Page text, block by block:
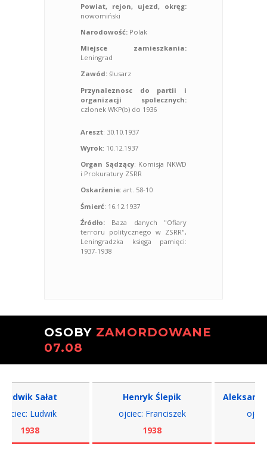
Powiat, rejon, ujezd, okręg:
nowomiński
Narodowość: Polak
Miejsce zamieszkania:
Leningrad
Zawód: ślusarz
Przynaleznosc do partii i
organizacji spolecznych:
członek WKP(b) do 1936
Areszt: 30.10.1937
Wyrok: 10.12.1937
Organ Sądzący: Komisja NKWD
i Prokuratury ZSRR
Oskarżenie: art. 58-10
Śmierć: 16.12.1937
Źródło: Baza danych "Ofiary
terroru politycznego w ZSRR",
Leningradzka księga pamięci:
1937-1938
OSOBY ZAMORDOWANE
07.08
Sałat
Ludwik
1938
Henryk Ślepik
ojciec: Franciszek
1938
Aleksander
ojciec: